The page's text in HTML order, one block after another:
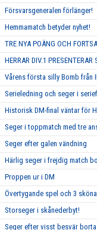
Försvarsgeneralen förlänger!
Hemmamatch betyder nyhet!
TRE NYA POÄNG OCH
HERRAR DIV.1
Vårens första silly Bomb från
Serieledning och seger i
Historisk DM-final väntar för
Seger i toppmatch med tre
Seger efter galen vändning
Härlig seger i frejdig match
Proppen ur i DM
Övertygande spel och 3
Storseger i skånederbyt!
Seger efter visst besvär